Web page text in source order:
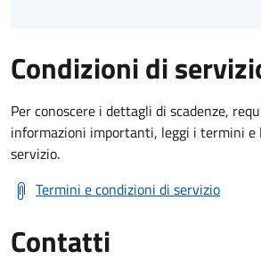
Condizioni di
Per conoscere i dettagli di scadenze,
informazioni importanti, leggi i termini e
servizio.
Termini e condizioni di servizio
Contatti